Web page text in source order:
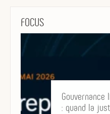
FOCUS
les